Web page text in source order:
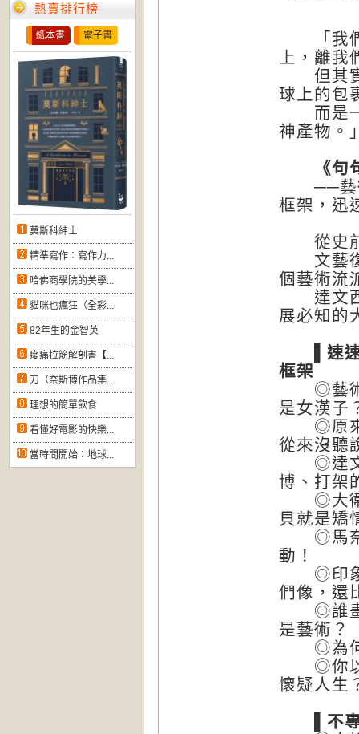
熱賣排行榜
紙本書 電子書
莫斯科紳士
精準寫作：寫作力...
哈佛商學院的美學...
貓咪也瘋狂（全彩...
82年生的金智英
痠痛拉筋解剖書【...
刀（奈斯博作品集...
理想的簡單飲食
看懂好電影的快樂...
當時間開始：地球...
「我們
上，離我
但其實
球上的包
而是一
神產物。
《句句
──藝術
框架，迅
從史前
文藝復
個藝術流
達文西
展必知的
▌速速
框架
◎藝術
是女漢子
◎原來
從來沒
◎達文
博、打架
◎大衛
貝就是矯
◎馬奈
動！
◎印象
們像，還
◎誰畫
是藝術？
◎為何
◎你以
懷疑人生
▌不專